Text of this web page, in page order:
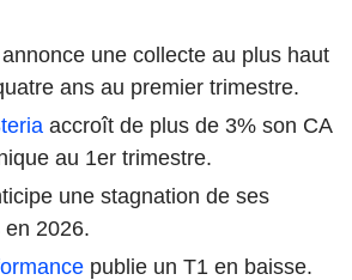
annonce une collecte au plus haut
ans au premier trimestre.
accroît de plus de 3% son CA
au 1er trimestre.
une stagnation de ses
en 2026.
publie un T1 en baisse.